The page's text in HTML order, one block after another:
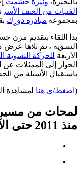
بالبحيرة، ونيرة حشمت
الفتيات من العنف
بمجموعة مبادرة دورِك
بدأ اللقاء بتقديم
النسوية ، ثم تلاها
الأربعة للحركة النسوية
الحوار إلى الممثلات عن
باستقبال الأسئلة من
( اضغط/ي هنا لمشاهدة
لمحات من
منذ 2011 حتى الآن